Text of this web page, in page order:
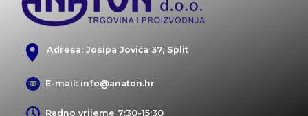
Adresa: Josipa Jovića 37, Split
E-mail: info@anaton.hr
Radno vrijeme 7:30-15:30